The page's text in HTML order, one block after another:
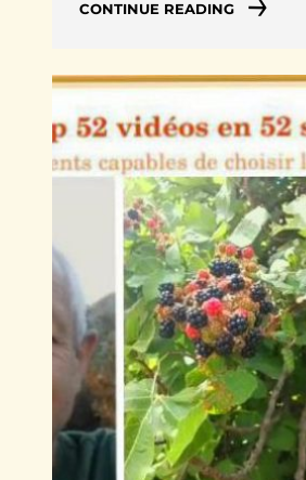
CONTINUE READING